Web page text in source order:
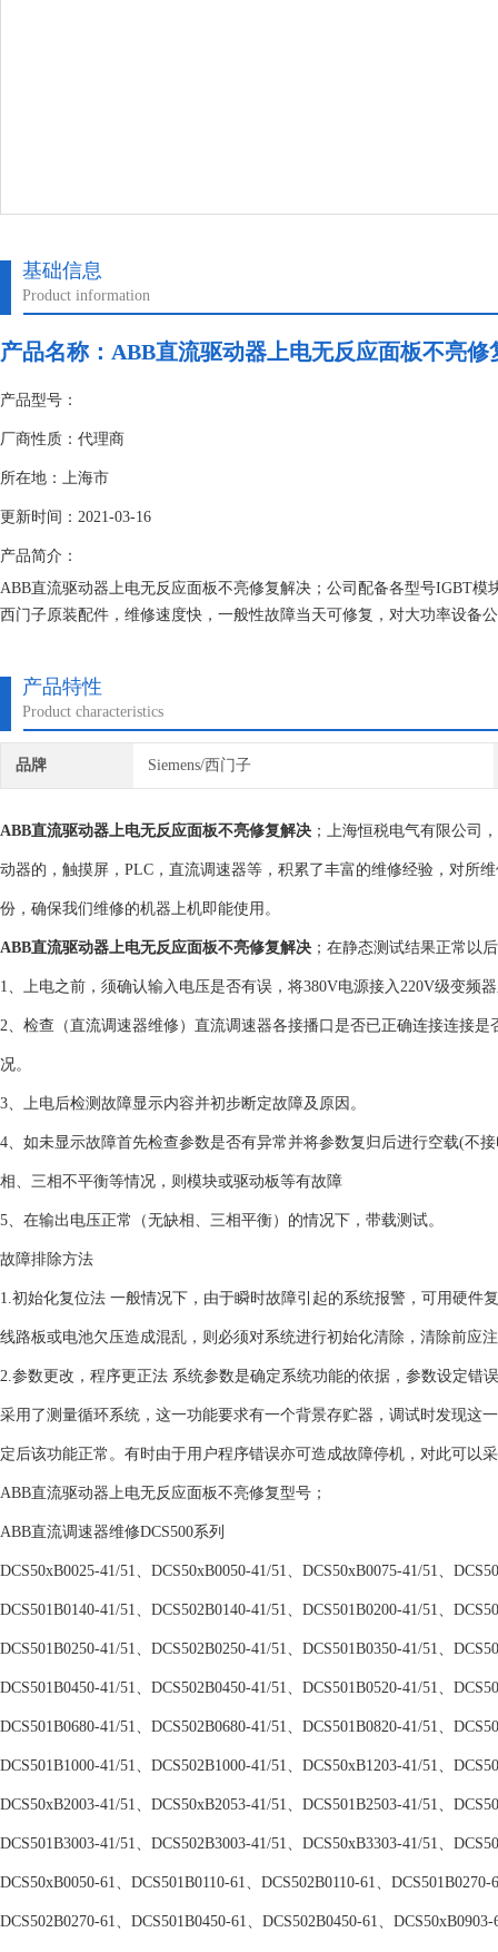
基础信息
Product information
产品名称： ABB直流驱动器上电无反应面板不亮修
产品型号：
厂商性质：代理商
所在地：上海市
更新时间：2021-03-16
产品简介：
ABB直流驱动器上电无反应面板不亮修复解决；公司配备各型号IGBT
西门子原装配件，维修速度快，一般性故障当天可修复，对大功率设备
产品特性
Product characteristics
品牌 Siemens/西门子
ABB直流驱动器上电无反应面板不亮修复解决 ；上海恒税电气有限公司
动器的，触摸屏，PLC，直流调速器等，积累了丰富的维修经验，对所
份，确保我们维修的机器上机即能使用。
ABB直流驱动器上电无反应面板不亮修复解决 ；在静态测试结果正常以
1、上电之前，须确认输入电压是否有误，将380V电源接入220V级变频
2、检查（直流调速器维修）直流调速器各接播口是否已正确连接连接
况。
3、上电后检测故障显示内容并初步断定故障及原因。
4、如未显示故障首先检查参数是否有异常并将参数复归后进行空载(不
相、三相不平衡等情况，则模块或驱动板等有故障
5、在输出电压正常（无缺相、三相平衡）的情况下，带载测试。
故障排除方法
1.初始化复位法 一般情况下，由于瞬时故障引起的系统报警，可用硬
线路板或电池欠压造成混乱，则必须对系统进行初始化清除，清除前应
2.参数更改，程序更正法 系统参数是确定系统功能的依据，参数设定
采用了测量循环系统，这一功能要求有一个背景存贮器，调试时发现这
定后该功能正常。有时由于用户程序错误亦可造成故障停机，对此可以
ABB直流驱动器上电无反应面板不亮修复型号；
ABB直流调速器维修DCS500系列
DCS50xB0025-41/51、DCS50xB0050-41/51、DCS50xB0075-41/51、
DCS501B0140-41/51、DCS502B0140-41/51、DCS501B0200-41/51、
DCS501B0250-41/51、DCS502B0250-41/51、DCS501B0350-41/51、
DCS501B0450-41/51、DCS502B0450-41/51、DCS501B0520-41/51、
DCS501B0680-41/51、DCS502B0680-41/51、DCS501B0820-41/51、
DCS501B1000-41/51、DCS502B1000-41/51、DCS50xB1203-41/51、
DCS50xB2003-41/51、DCS50xB2053-41/51、DCS501B2503-41/51、
DCS501B3003-41/51、DCS502B3003-41/51、DCS50xB3303-41/51、
DCS50xB0050-61、DCS501B0110-61、DCS502B0110-61、DCS501B0270-
DCS502B0270-61、DCS501B0450-61、DCS502B0450-61、DCS50xB0903-